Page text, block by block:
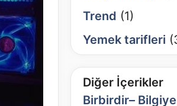
Trend (1)
Yemek tarifleri
Diğer İçerikler
Birbirdir– Bilgiye